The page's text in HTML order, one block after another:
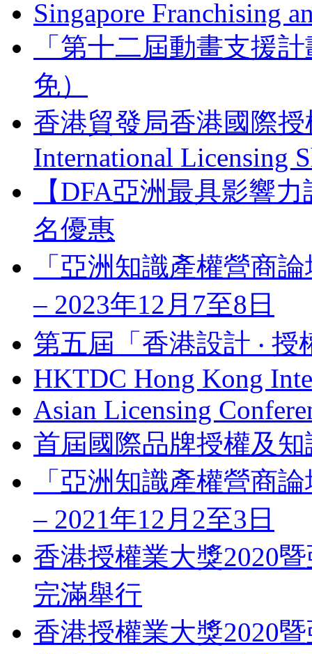
Singapore Franchising
「第十二屆動畫支援
免）
香港貿發局香港國際
International Licensing
【DFA亞洲最具影響
名優惠
「亞洲知識產權營商
– 2023年12月7至8日
第五屆「香港設計 ‧
HKTDC Hong Kong
Asian Licensing
首屆國際品牌授權及
「亞洲知識產權營商
– 2021年12月2至3日
香港授權業大獎2020
完滿舉行
香港授權業大獎2020